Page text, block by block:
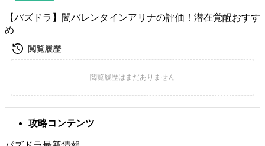
【パズドラ】闇バレンタインアリナの評価！潜在覚醒おすす
め
攻略コンテンツ